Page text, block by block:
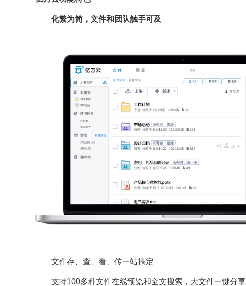
化繁为简，文件和团队触手可及
文件存、查、看、传一站搞定
支持100多种文件在线预览和全文搜索，大文件一键分享